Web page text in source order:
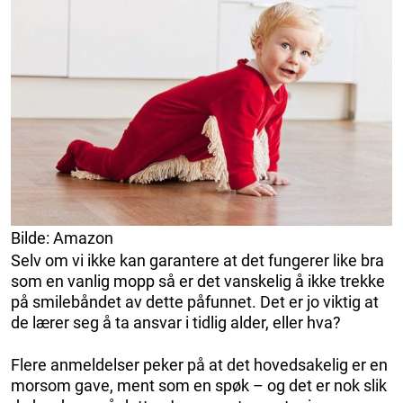
Bilde: Amazon
Selv om vi ikke kan garantere at det fungerer like bra
som en vanlig mopp så er det vanskelig å ikke trekke
på smilebåndet av dette påfunnet. Det er jo viktig at
de lærer seg å ta ansvar i tidlig alder, eller hva?
Flere anmeldelser peker på at det hovedsakelig er en
morsom gave, ment som en spøk – og det er nok slik